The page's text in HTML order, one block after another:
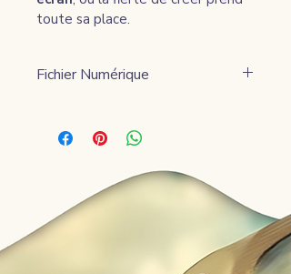
toute sa place.
Fichier Numérique
au moment du paiement.